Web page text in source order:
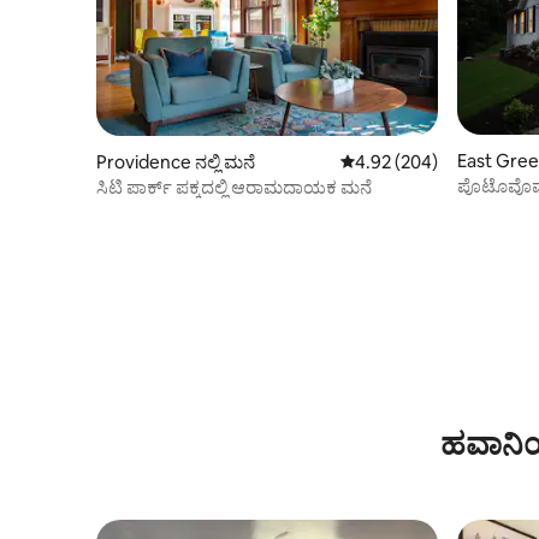
Providence ನಲ್ಲಿ ಮನೆ 5 ರಲ್ಲಿ 4.92 ಸರಾಸರಿ
4.92 (204)
ಸಿಟಿ ಪಾರ್ಕ್ ಪಕ್ಕದಲ್ಲಿ ಆರಾಮದಾಯಕ ಮನೆ
East